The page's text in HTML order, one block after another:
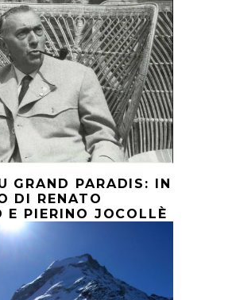
GRAND PARADIS: IN
DI RENATO
E PIERINO JOCOLLÈ